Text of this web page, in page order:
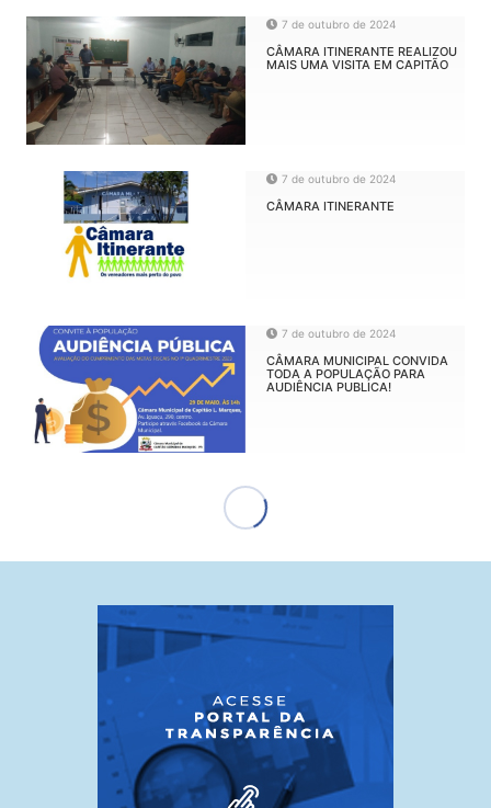
7 de outubro de 2024
CÂMARA ITINERANTE REALIZOU
MAIS UMA VISITA EM CAPITÃO
7 de outubro de 2024
CÂMARA ITINERANTE
7 de outubro de 2024
CÂMARA MUNICIPAL CONVIDA
TODA A POPULAÇÃO PARA
AUDIÊNCIA PUBLICA!
REVIVENDO A HISTORIA DE
7 de outubro de 2024
SESSÃO NA CÂMARA!!
7 de outubro de 2024